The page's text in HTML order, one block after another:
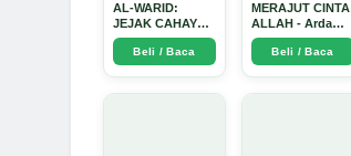
AL-WARID:
JEJAK CAHAYA
DI ANTARA DUA
ZAMAN - Arda
Dinata
Beli / Baca
MERAJUT CINTA
ALLAH - Arda
Dinata
Beli / Baca